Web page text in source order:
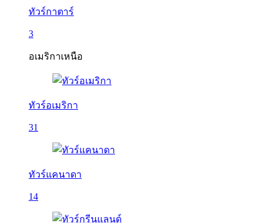
ทัวร์กาตาร์
3
อเมริกาเหนือ
ทัวร์อเมริกา
31
ทัวร์แคนาดา
14